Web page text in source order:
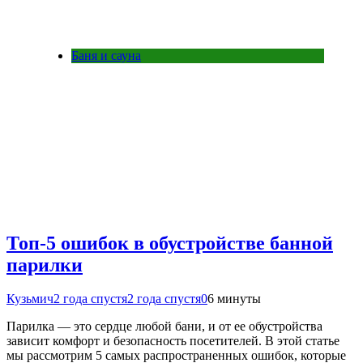
Баня и сауна
Топ-5 ошибок в обустройстве банной
парилки
Кузьмич2 года спустя2 года спустя06 минуты
Парилка — это сердце любой бани, и от ее обустройства
зависит комфорт и безопасность посетителей. В этой статье
мы рассмотрим 5 самых распространенных ошибок, которые